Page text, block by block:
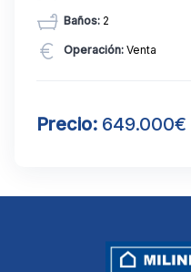
Baños: 2
Operación: Venta
Precio: 649.000€